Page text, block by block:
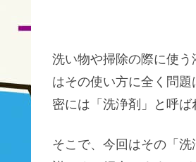
洗い物や掃除の際に使
はその使い方に全く問
密には「洗浄剤」と呼ば
そこで、今回はその「